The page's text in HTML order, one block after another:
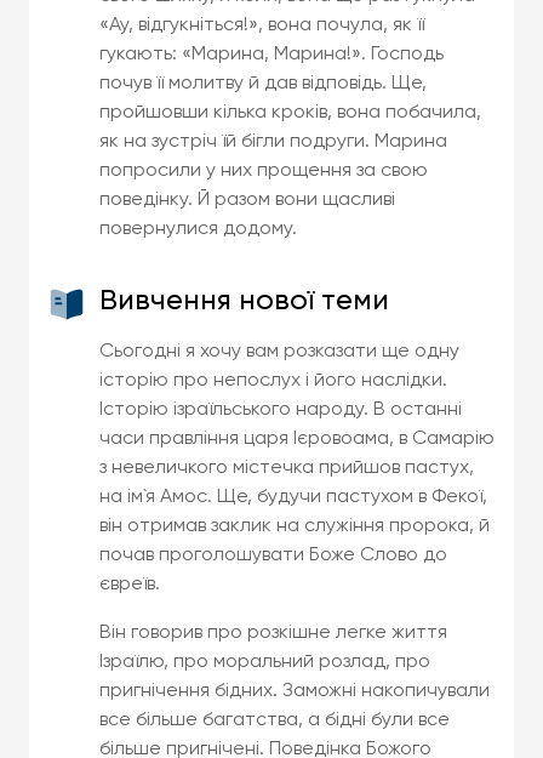
«Ау, відгукніться!», вона почула, як її
гукають: «Марина, Марина!». Господь
почув її молитву й дав відповідь. Ще,
пройшовши кілька кроків, вона побачила,
як на зустріч їй бігли подруги. Марина
попросили у них прощення за свою
поведінку. Й разом вони щасливі
повернулися додому.
Вивчення нової теми
Сьогодні я хочу вам розказати ще одну
історію про непослух і його наслідки.
Історію ізраїльського народу. В останні
часи правління царя Ієровоама, в Самарію
з невеличкого містечка прийшов пастух,
на ім`я Амос. Ще, будучи пастухом в Фекої,
він отримав заклик на служіння пророка, й
почав проголошувати Боже Слово до
євреїв.
Він говорив про розкішне легке життя
Ізраїлю, про моральний розлад, про
пригнічення бідних. Заможні накопичували
все більше багатства, а бідні були все
більше пригнічені. Поведінка Божого